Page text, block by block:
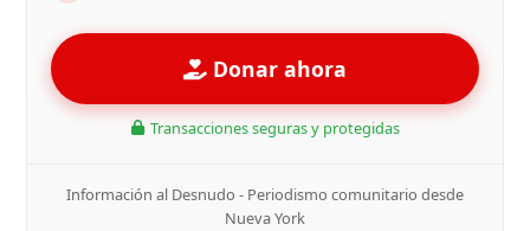
Donar ahora
Transacciones seguras y protegidas
Información al Desnudo - Periodismo comunitario desde
Nueva York